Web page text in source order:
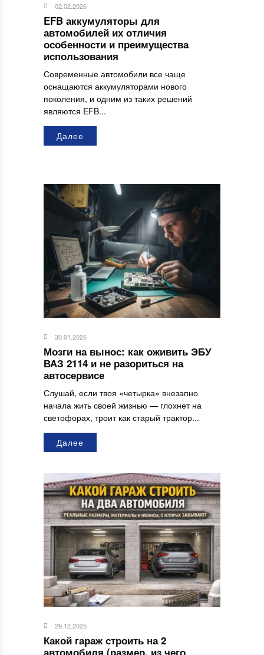
02.02.2026
EFB аккумуляторы для
автомобилей их отличия
особенности и преимущества
использования
Современные автомобили все чаще
оснащаются аккумуляторами нового
поколения, и одним из таких решений
являются EFB...
Далее
30.01.2026
Мозги на вынос: как оживить ЭБУ
ВАЗ 2114 и не разориться на
автосервисе
Слушай, если твоя «четырка» внезапно
начала жить своей жизнью — глохнет на
светофорах, троит как старый трактор...
Далее
29.12.2025
Какой гараж строить на 2